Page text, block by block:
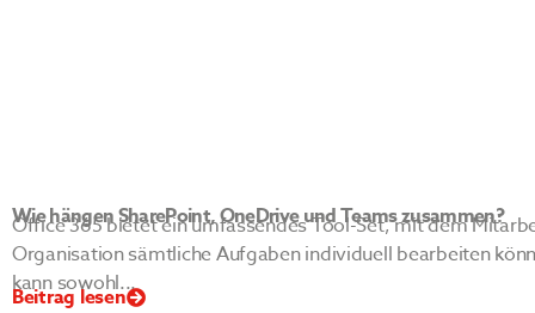
Wie hängen SharePoint, OneDrive und Teams zusammen?
Office 365 bietet ein umfassendes Tool-Set, mit dem
Organisation sämtliche Aufgaben individuell bearbeiten
kann sowohl...
Beitrag lesen